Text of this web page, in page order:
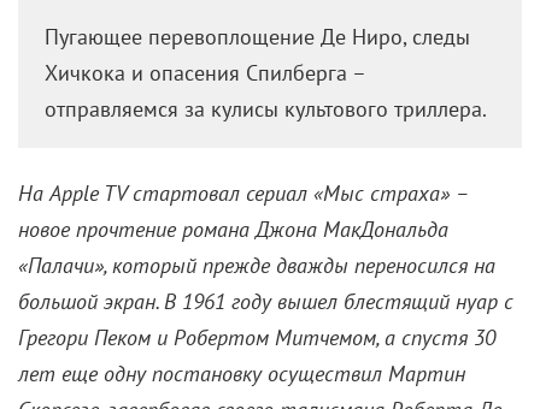
Мартин Скорсезе и Стивен Спилберг. Фото: Mary Evans/TASS
В титрах сериала «Мыс страха»
числится исполнительным продюсером – вместе со
1990-х планировал бросить свежий взгляд на
историю адвоката, чьих домочадцев тиранит
зловещий сталкер, которого юрист когда-то помог
упечь за решетку. Отправив Индиану Джонса в
«Последний крестовый поход», Стивен в общем-то
не возражал ступить на более драматичную почву.